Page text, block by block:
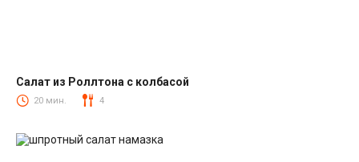
Салаты с колбасой
Салат из Роллтона с колбасой
20 мин. 4